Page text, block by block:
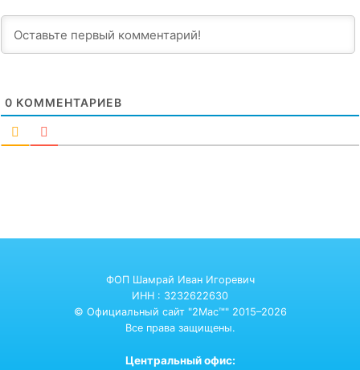
0 КОММЕНТАРИЕВ
ФОП Шамрай Иван Игоревич
ИНН : 3232622630
© Официальный сайт "2Mac™" 2015–2026
Все права защищены.
Центральный офис: